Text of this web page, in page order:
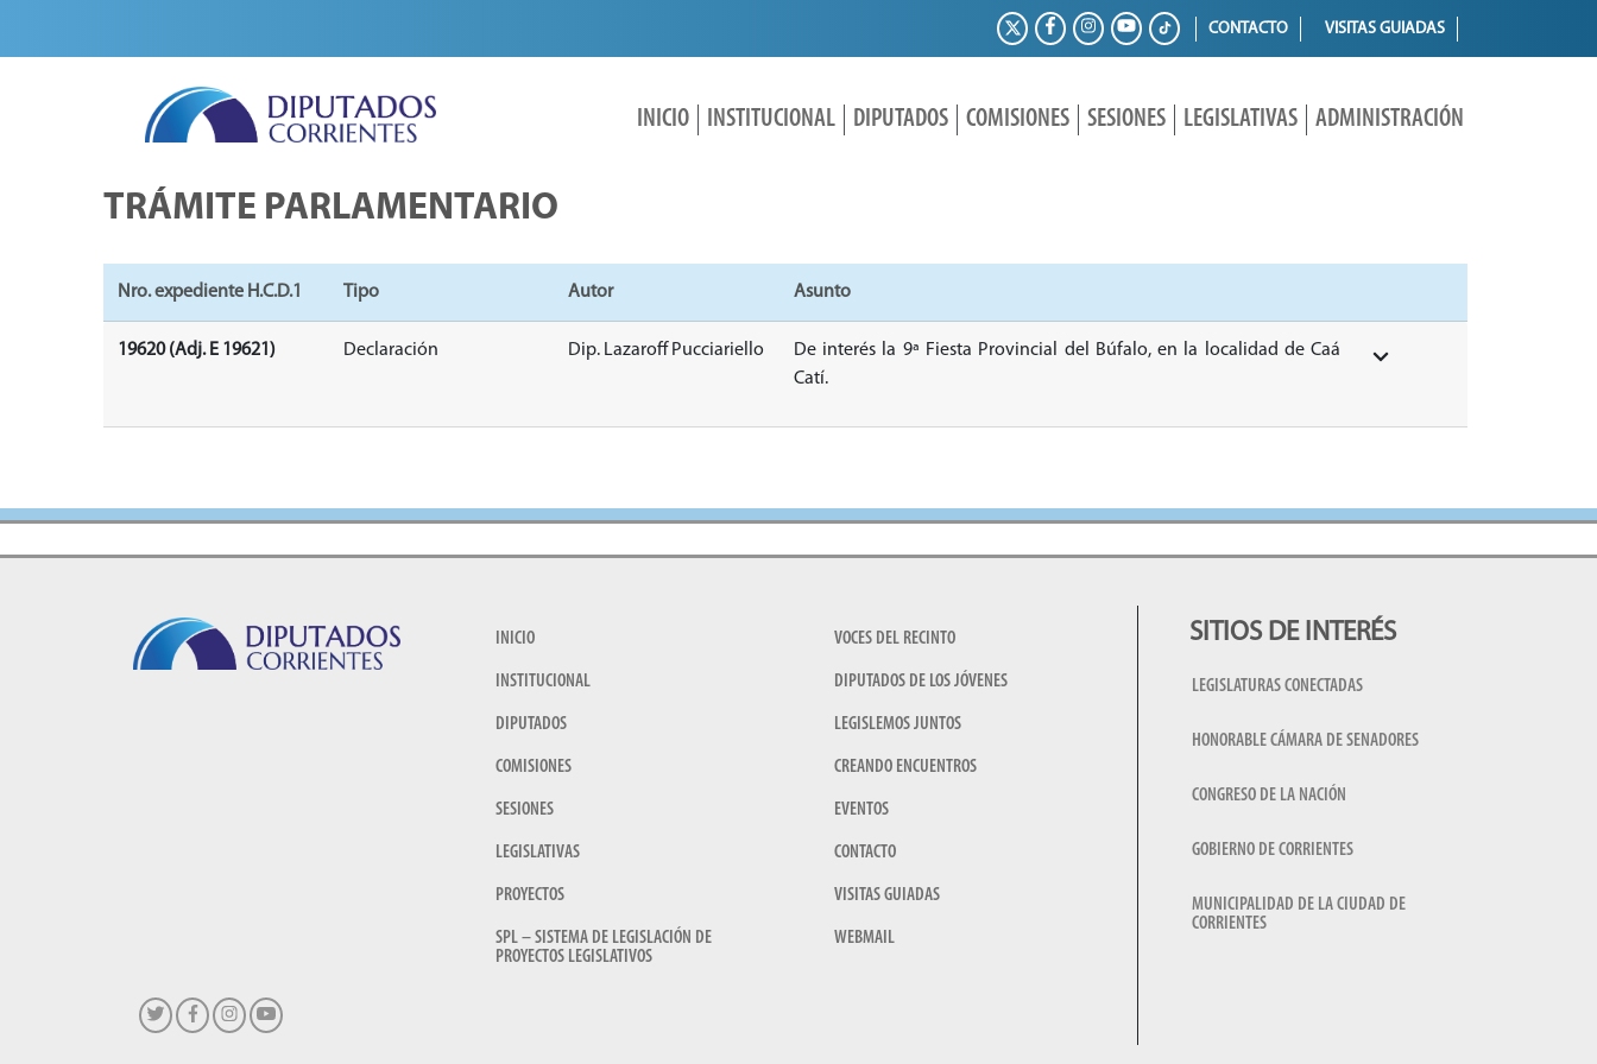
CONTACTO VISITAS GUIADAS
INICIO INSTITUCIONAL DIPUTADOS COMISIONES SESIONES LEGISLATIVAS ADMINISTRACIÓN
TRÁMITE PARLAMENTARIO
Nro. expediente H.C.D.1 Tipo Autor Asunto
19620 (Adj. E 19621) Declaración Dip. Lazaroff Pucciariello
De interés la 9ª Fiesta Provincial del Búfalo, en la localidad de Caá
Catí.
INICIO
INSTITUCIONAL
DIPUTADOS
COMISIONES
SESIONES
LEGISLATIVAS
PROYECTOS
SPL – SISTEMA DE LEGISLACIÓN DE
PROYECTOS LEGISLATIVOS
VOCES DEL RECINTO
DIPUTADOS DE LOS JÓVENES
LEGISLEMOS JUNTOS
CREANDO ENCUENTROS
EVENTOS
CONTACTO
VISITAS GUIADAS
WEBMAIL
SITIOS DE INTERÉS
LEGISLATURAS CONECTADAS
HONORABLE CÁMARA DE SENADORES
CONGRESO DE LA NACIÓN
GOBIERNO DE CORRIENTES
MUNICIPALIDAD DE LA CIUDAD DE
CORRIENTES